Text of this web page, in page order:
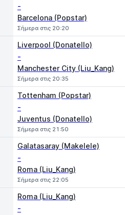
-
Barcelona (Popstar)
Σήμερα στις 20:20
Liverpool (Donatello)
-
Manchester City (Liu_Kang)
Σήμερα στις 20:35
Tottenham (Popstar)
-
Juventus (Donatello)
Σήμερα στις 21:50
Galatasaray (Makelele)
-
Roma (Liu_Kang)
Σήμερα στις 22:05
Roma (Liu_Kang)
-